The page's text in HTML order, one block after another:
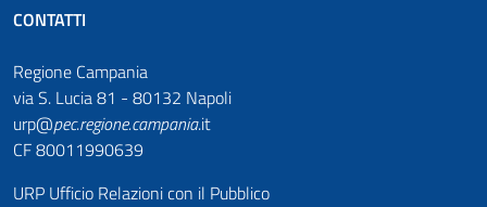
CONTATTI
Regione Campania
via S. Lucia 81 - 80132 Napoli
urp@pec.regione.campania.it
CF 80011990639
URP Ufficio Relazioni con il Pubblico